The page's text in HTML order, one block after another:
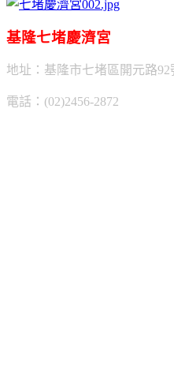
基隆七堵慶濟宮
地址：基隆市七堵區開元路92
電話：(02)2456-2872